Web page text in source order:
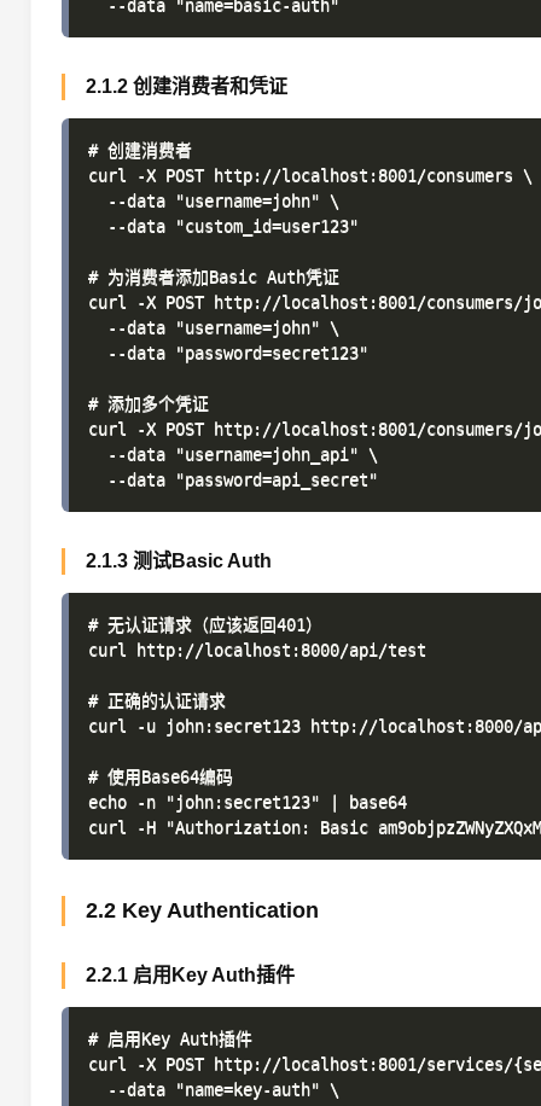
2.1.2 创建消费者和凭证
# 创建消费者
curl -X POST http://localhost:8001/consumers \
  --data "username=john" \
  --data "custom_id=user123"
# 为消费者添加Basic Auth凭证
curl -X POST http://localhost:8001/consumers/
  --data "username=john" \
  --data "password=secret123"
# 添加多个凭证
curl -X POST http://localhost:8001/consumers/
  --data "username=john_api" \
2.1.3 测试Basic Auth
# 无认证请求（应该返回401）
curl http://localhost:8000/api/test
# 正确的认证请求
curl -u john:secret123 http://localhost:8000/
# 使用Base64编码
echo -n "john:secret123" | base64
2.2 Key Authentication
2.2.1 启用Key Auth插件
# 启用Key Auth插件
curl -X POST http://localhost:8001/services/
  --data "name=key-auth" \